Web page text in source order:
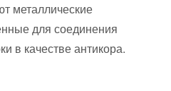
металлические
для соединения
в качестве антикора.